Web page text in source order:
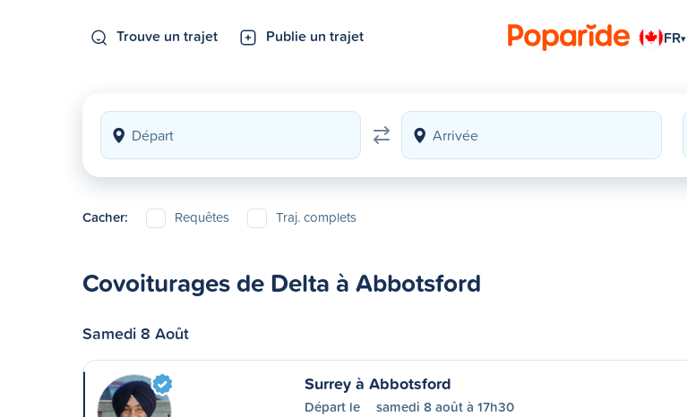
Trouve un trajet Publie un trajet FR▾
Cacher: Requêtes Traj. complets
Covoiturages de Delta à Abbotsford
Samedi 8 Août
Surrey à Abbotsford
Départ le samedi 8 août à 17h30